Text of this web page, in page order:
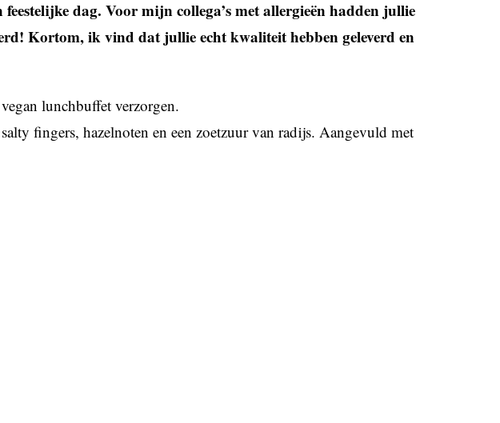
dag. Voor mijn collega’s met allergieën hadden jullie
Kortom, ik vind dat jullie echt kwaliteit hebben geleverd en
lunchbuffet verzorgen.
fingers, hazelnoten en een zoetzuur van radijs. Aangevuld met